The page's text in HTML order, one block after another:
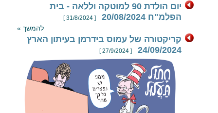
יום הולדת 90 למוטקה וללאה - בית
הפלמ"ח 20/08/2024
[ 31/8/2024 ]
להמשך »
קריקטורה של עמוס בידרמן בעיתון הארץ
24/09/2024
[ 27/9/2024 ]